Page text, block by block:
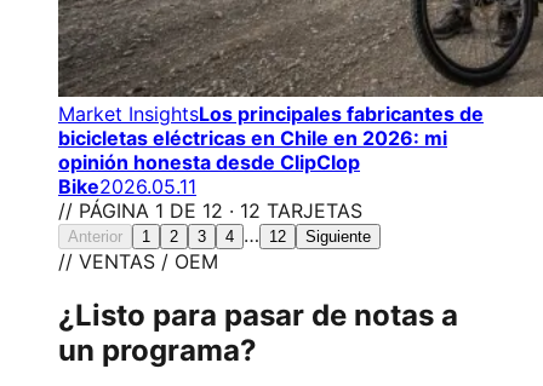
Market InsightsLos principales fabricantes de
bicicletas eléctricas en Chile en 2026: mi
opinión honesta desde ClipClop
Bike2026.05.11
// PÁGINA 1 DE 12 · 12 TARJETAS
Anterior 1 2 3 4 … 12 Siguiente
// VENTAS / OEM
¿Listo para pasar de notas a
un programa?